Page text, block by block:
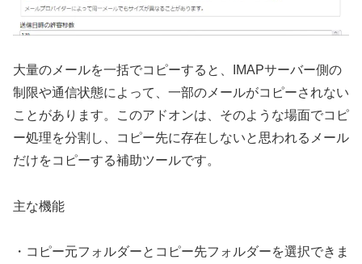
大量のメールを一括でコピーすると、IMAPサーバー側の
制限や通信状態によって、一部のメールがコピーされない
ことがあります。このアドオンは、そのような場面でコピ
ー処理を分割し、コピー先に存在しないと思われるメール
だけをコピーする補助ツールです。
主な機能
・コピー元フォルダーとコピー先フォルダーを選択できま